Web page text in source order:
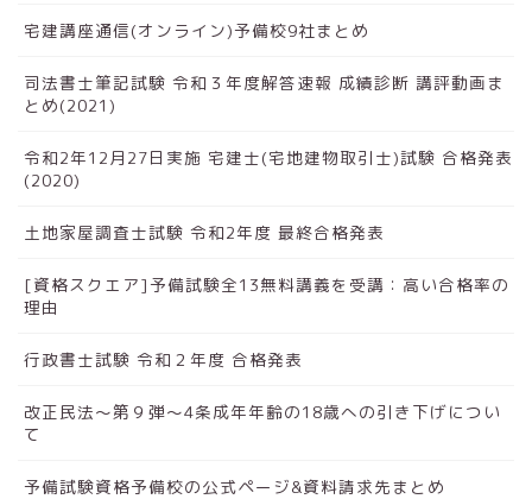
宅建講座通信(オンライン)予備校9社まとめ
司法書士筆記試験 令和３年度解答速報 成績診断 講評動画ま
とめ(2021)
令和2年12月27日実施 宅建士(宅地建物取引士)試験 合格発表
(2020)
土地家屋調査士試験 令和2年度 最終合格発表
[資格スクエア]予備試験全13無料講義を受講：高い合格率の
理由
行政書士試験 令和２年度 合格発表
改正民法～第９弾～4条成年年齢の18歳への引き下げについ
て
予備試験資格予備校の公式ページ&資料請求先まとめ